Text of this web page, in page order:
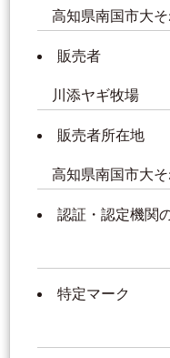
高知県南国市大
販売者
川添ヤギ牧場
販売者所在地
高知県南国市大
認証・認定機関
特定マーク